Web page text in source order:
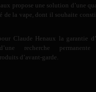
propose une solution d’une
de la vape, dont il souhaite
Claude Henaux la garantie
recherche
d’avant-garde.